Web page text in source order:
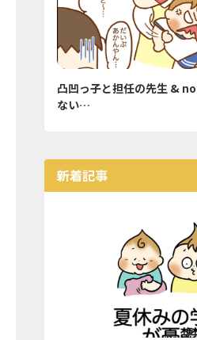
凸凹っ子と担任の先生 &
ない…
新着記事